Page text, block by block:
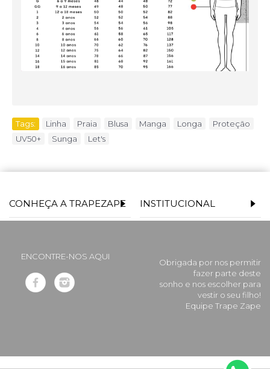
Tags: Linha Praia Blusa Manga Longa Proteção
UV50+
Sunga Let's
CONHEÇA A TRAPEZAPE INSTITUCIONAL
ENCONTRE-NOS AQUI
Obrigada por nos permitir
fazer parte deste
sonho e nos escolher para
vestir o seu filho!
Equipe Trape Zape